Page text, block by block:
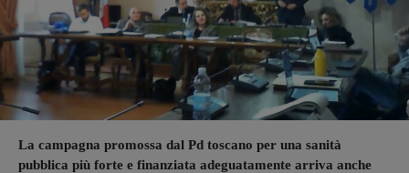
La campagna promossa dal Pd toscano per una sanità
pubblica più forte e finanziata adeguatamente arriva anche